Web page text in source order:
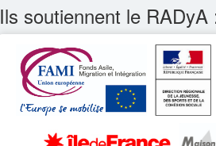
Ils soutiennent le RADyA